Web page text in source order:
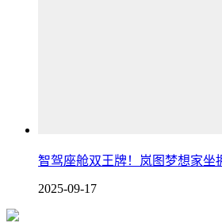
智驾座舱双王牌！岚图梦想家坐
2025-09-17